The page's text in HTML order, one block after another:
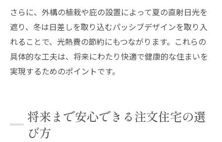
さらに、外構の植栽や庇の設置によって夏の直射日光を
遮り、冬は日差しを取り込むパッシブデザインを取り入
れることで、光熱費の節約にもつながります。これらの
具体的な工夫は、将来にわたり快適で健康的な住まいを
実現するためのポイントです。
将来まで安心できる注文住宅の選
び方